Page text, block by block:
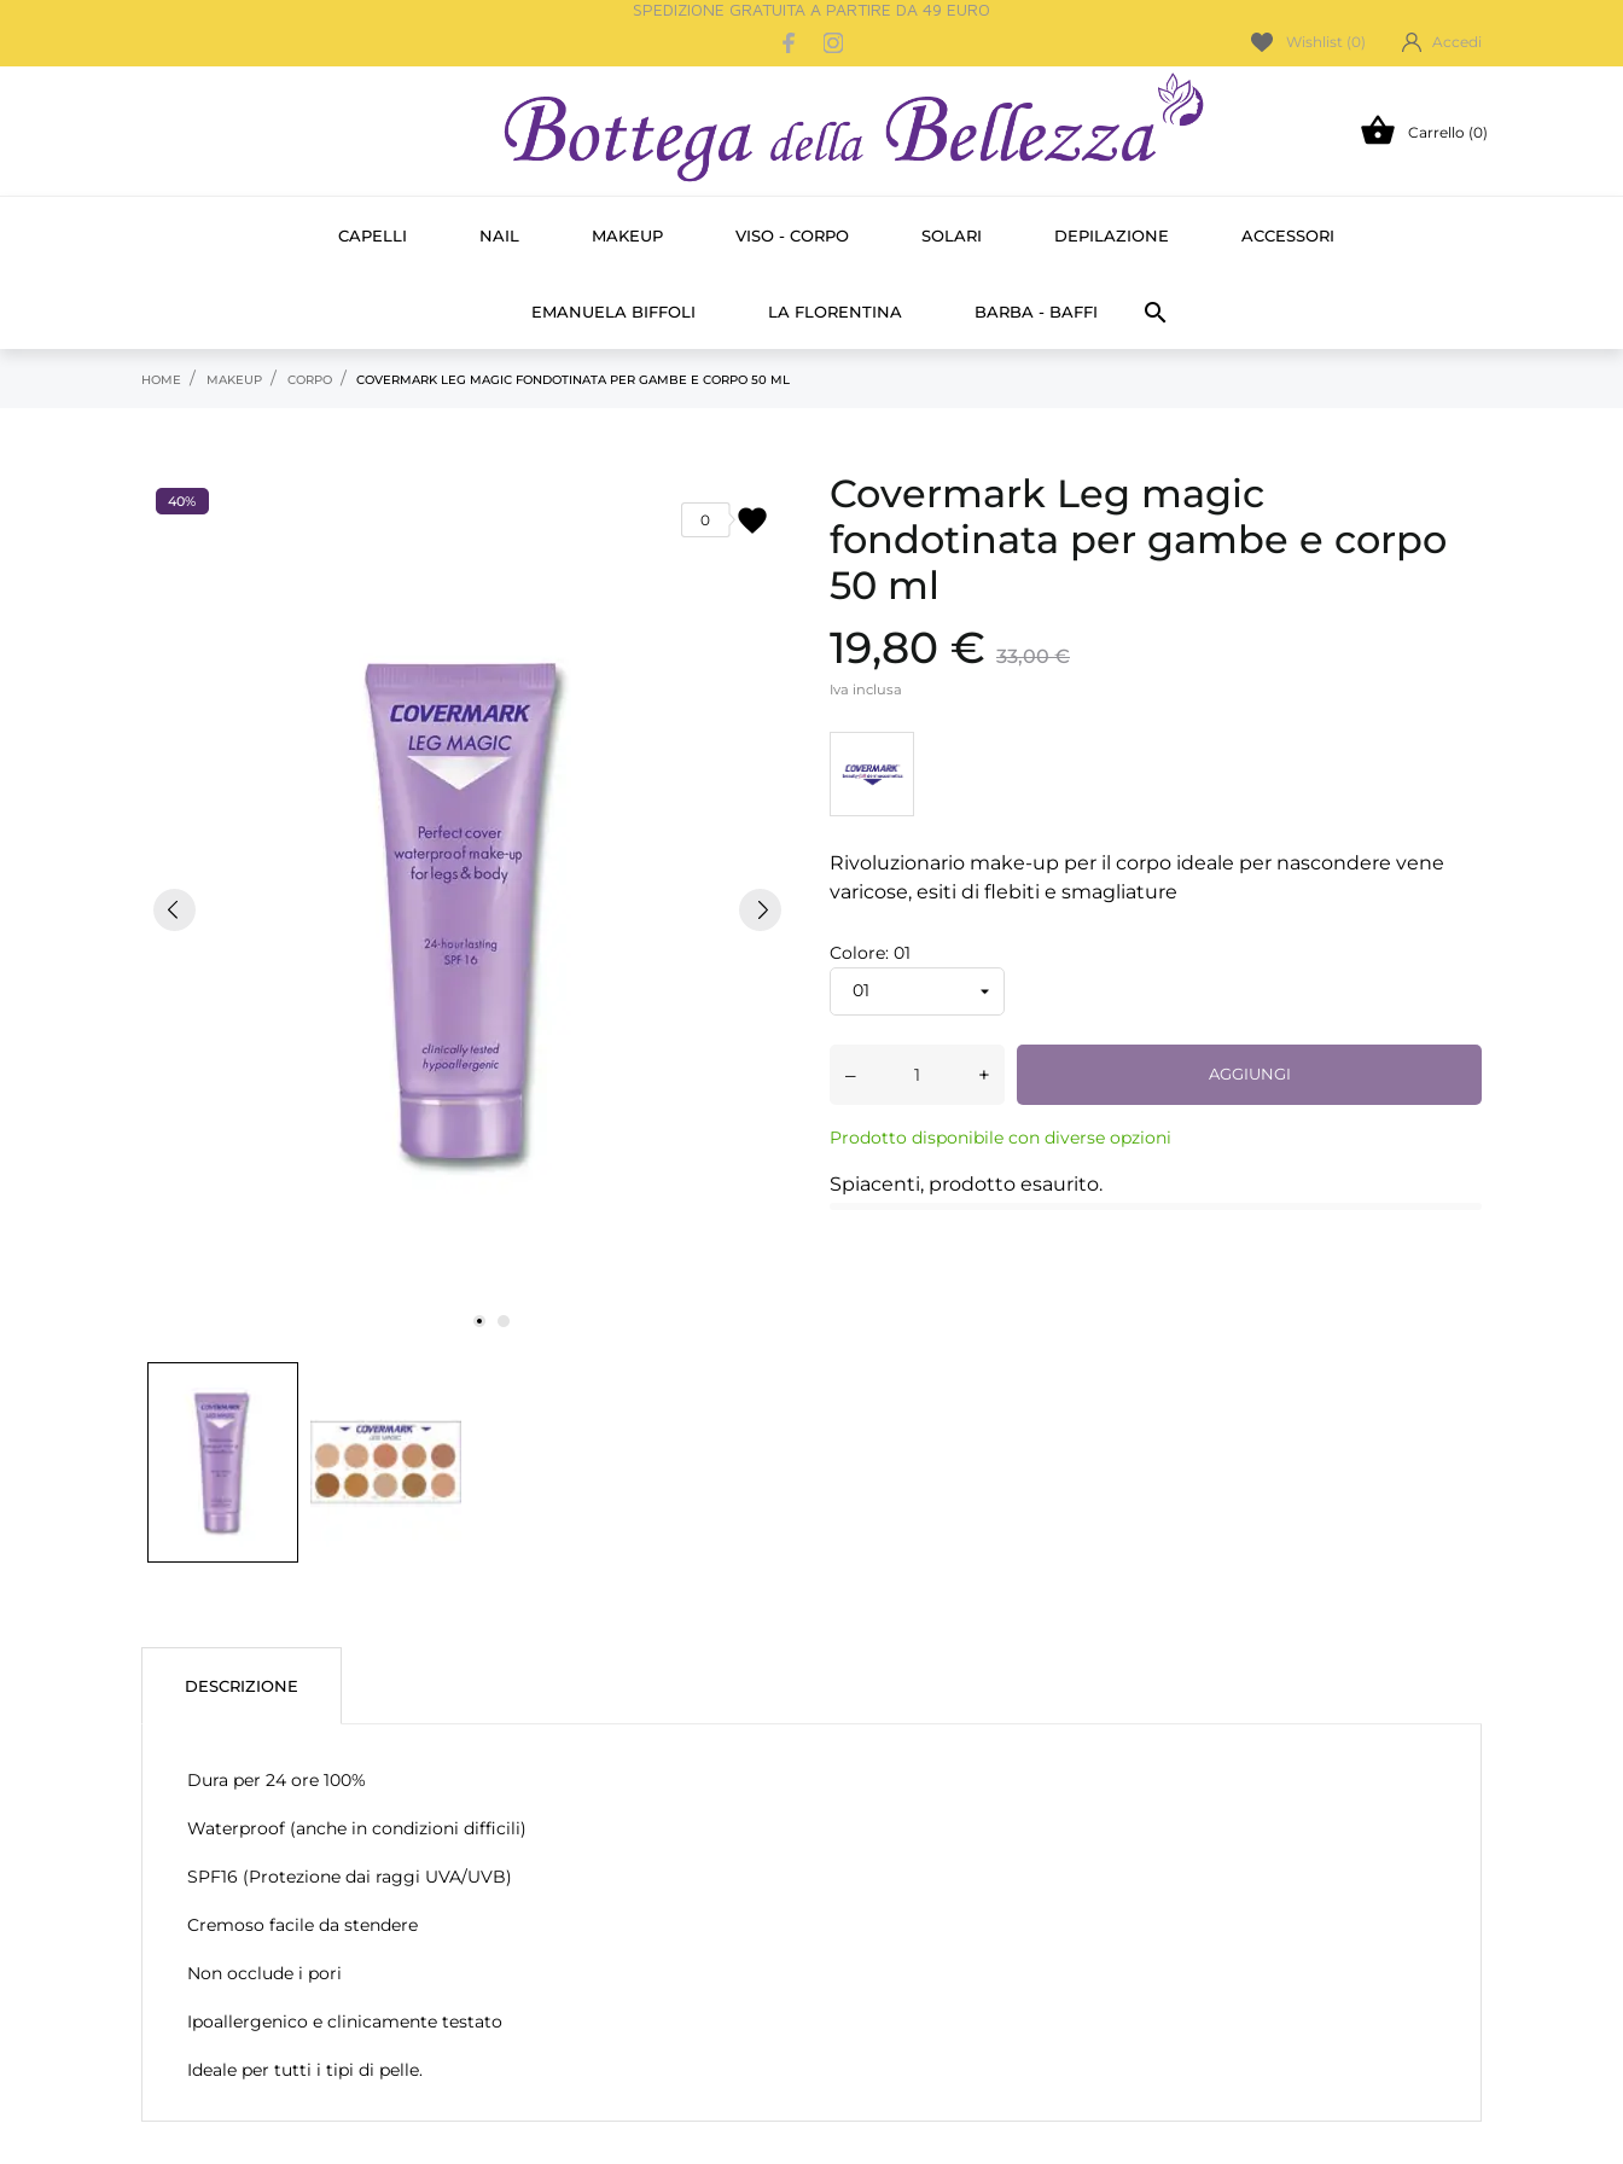
SPEDIZIONE GRATUITA A PARTIRE DA 49 EURO
Wishlist (0) Accedi
 Carrello (0)
CAPELLI NAIL MAKEUP VISO - CORPO SOLARI DEPILAZIONE ACCESSORI
EMANUELA BIFFOLI LA FLORENTINA BARBA - BAFFI 
HOME MAKEUP CORPO COVERMARK LEG MAGIC FONDOTINATA PER GAMBE E CORPO 50 ML
favorite
0
40%
Covermark Leg magic
fondotinata per gambe e corpo
50 ml
19,80 € 33,00 €
Iva inclusa
Rivoluzionario make-up per il corpo ideale per nascondere vene
varicose, esiti di flebiti e smagliature
Colore: 01
– + AGGIUNGI
Prodotto disponibile con diverse opzioni
Spiacenti, prodotto esaurito.
DESCRIZIONE
Dura per 24 ore 100%
Waterproof (anche in condizioni difficili)
SPF16 (Protezione dai raggi UVA/UVB)
Cremoso facile da stendere
Non occlude i pori
Ipoallergenico e clinicamente testato
Ideale per tutti i tipi di pelle.